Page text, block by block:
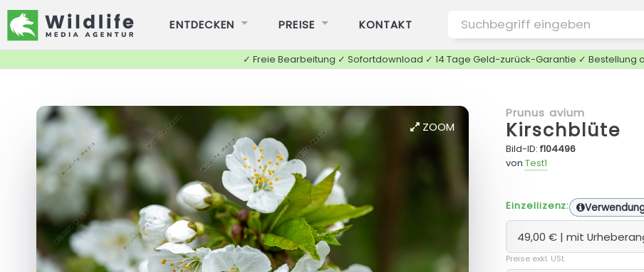
ENTDECKEN PREISE KONTAKT
✓ Freie Bearbeitung ✓ Sofortdownload ✓ 14 Tage Geld-zurück-Garantie ✓ Bestellung
ZOOM
Prunus avium
Kirschblüte
Bild-ID:f104496
von Test1
Einzellizenz:
Preise exkl. USt.